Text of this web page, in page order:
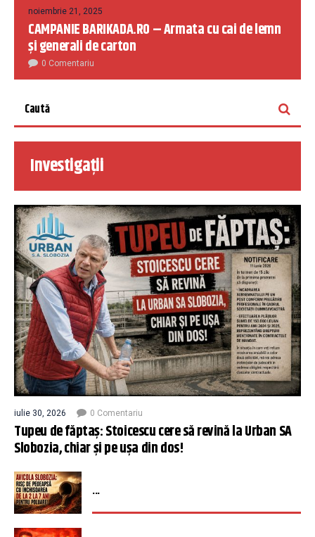
noiembrie 21, 2025
CAMPANIE BARIKADA.RO – Armata cu cai de lemn
și generali de carton
0 Comentariu
Investigații
iulie 30, 2026 0 Comentariu
Tupeu de făptaș: Stoicescu cere să revină la Urban SA
Slobozia, chiar și pe ușa din dos!
...